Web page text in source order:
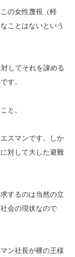
の女性蔑視（軽
ことはないという
してそれを諌める
す。
と。
スマンです。しか
対して大した避難
するのは当然の立
会の現状なので
ン社長が裸の王様